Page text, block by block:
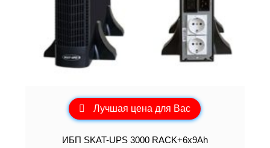
Лучшая цена для Вас
ИБП SKAT-UPS 3000 RACK+6x9Ah